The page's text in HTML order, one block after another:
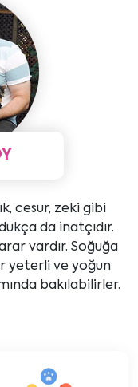
cesur, zeki gibi
da inatçıdır.
vardır. Soğuğa
yeterli ve yoğun
bakılabilirler.